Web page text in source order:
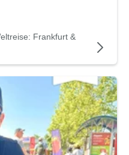
Frankfurt &